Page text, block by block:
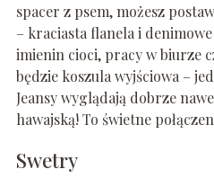
spacer z psem, możesz
– kraciasta flanela i
imienin cioci, pracy w biurze
będzie koszula wyjściowa –
Jeansy wyglądają dobrze
hawajską! To świetne
Swetry